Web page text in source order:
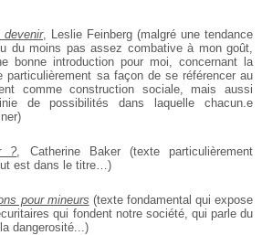
, Leslie Feinberg (malgré une tendance
du moins pas assez combativeà mon goût,
bonne introduction pour moi, concernant la
particulièrement sa façonde se référencer au
comme construction sociale, mais aussi
de possibilités dans laquelle chacun.e
? , Catherine Baker (texte particulièrement
est dans le titre…)
pour mineurs (texte fondamental qui expose
qui fondent notre société, qui parle du
dangerosité...)